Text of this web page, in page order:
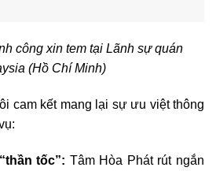
công xin tem tại Lãnh sự quán
(Hồ Chí Minh)
cam kết mang lại sự ưu việt thông
tốc”: Tâm Hòa Phát rút ngắn